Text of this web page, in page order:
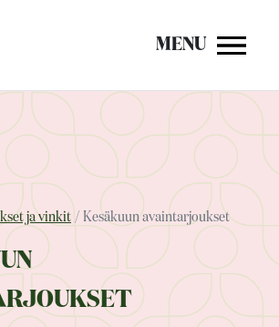
MENU
ja vinkit Kesäkuun avaintarjoukset